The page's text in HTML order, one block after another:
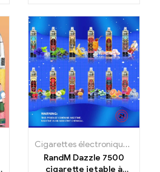
,Cigarettes électroniques
Cigarettes électroniques jetables
RandM Dazzle 7500
cigarette jetable à